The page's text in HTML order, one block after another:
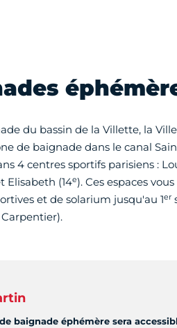
du bassin de la Villette, la
de baignade dans le canal
4 centres sportifs parisiens :
Elisabeth (14e). Ces espaces
et de solarium jusqu'au 1er
baignade éphémère sera